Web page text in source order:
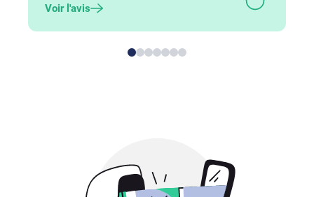
Voir l'avis